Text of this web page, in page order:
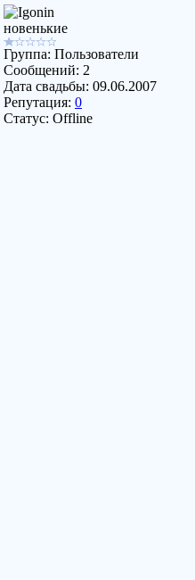
новенькие
Группа: Пользователи
Сообщений: 2
Дата свадьбы: 09.06.2007
Репутация: 0
Статус: Offline